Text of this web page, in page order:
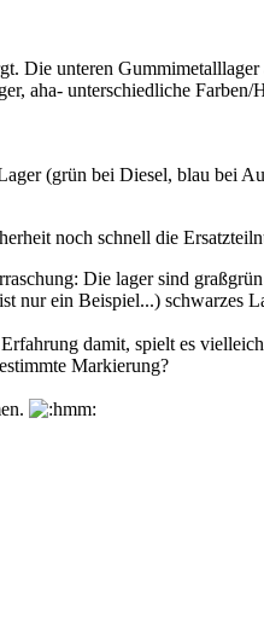
Die unteren
aha- unterschiedliche Farben/
(grün bei Diesel, blau bei
noch schnell die
Die lager sind
nur ein Beispiel...) schwarzes
damit, spielt es
Markierung?